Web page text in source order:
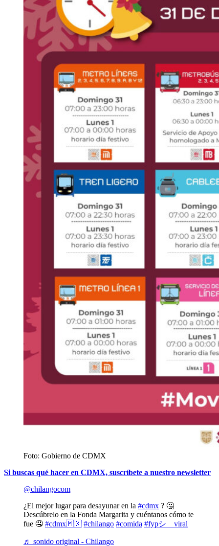
Foto: Gobierno de CDMX
Si buscas qué hacer en CDMX, suscríbete a nuestro newsletter
@chilangocom
¿El mejor lugar para desayunar en la #cdmx ? 🤔
Descúbrelo en la Fonda Margarita y cuéntanos cómo te
fue 🤤 #cdmx🇲🇽 #chilango #comida #fypシ゚viral
♬ sonido original - Chilango